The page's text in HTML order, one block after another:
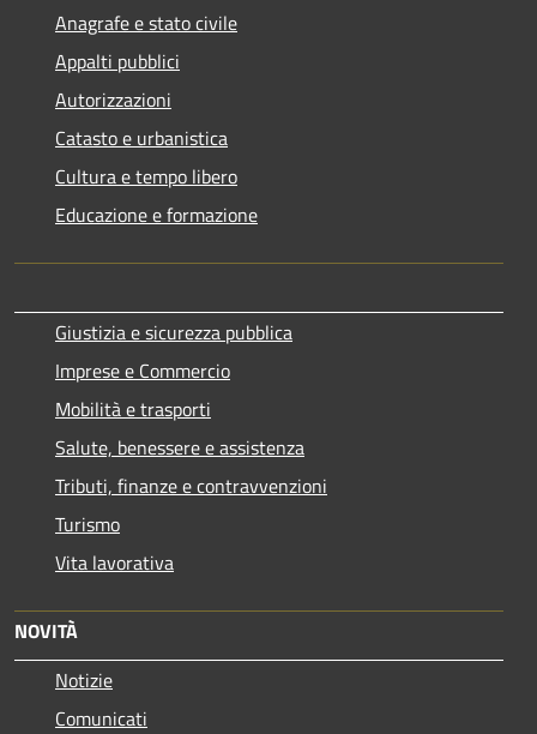
Anagrafe e stato civile
Appalti pubblici
Autorizzazioni
Catasto e urbanistica
Cultura e tempo libero
Educazione e formazione
Giustizia e sicurezza pubblica
Imprese e Commercio
Mobilità e trasporti
Salute, benessere e assistenza
Tributi, finanze e contravvenzioni
Turismo
Vita lavorativa
NOVITÀ
Notizie
Comunicati